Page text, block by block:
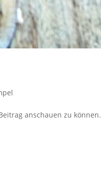
anschauen zu können.